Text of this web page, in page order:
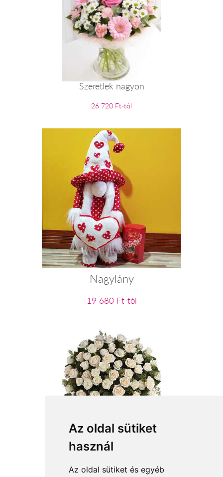
Az oldal sütiket
használ
Az oldal sütiket és egyéb
Szeretlek nagyon
26 720 Ft-tól
Nagylány
19 680 Ft-tól
Álomszép
104 000 Ft-tól